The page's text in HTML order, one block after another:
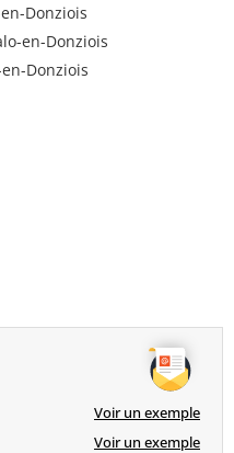
Donziois
en-Donziois
Donziois
Voir un exemple
Voir un exemple